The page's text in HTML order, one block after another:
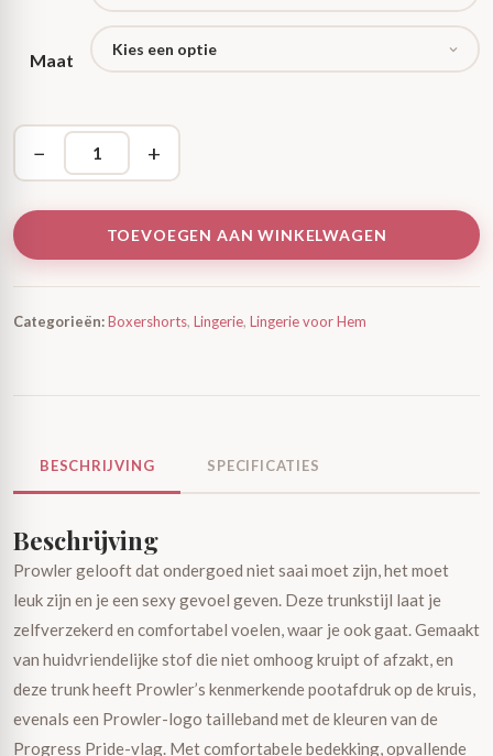
Maat
− +
TOEVOEGEN AAN WINKELWAGEN
Categorieën:Boxershorts, Lingerie, Lingerie voor Hem
BESCHRIJVING SPECIFICATIES
Beschrijving
Prowler gelooft dat ondergoed niet saai moet zijn, het moet
leuk zijn en je een sexy gevoel geven. Deze trunkstijl laat je
zelfverzekerd en comfortabel voelen, waar je ook gaat. Gemaakt
van huidvriendelijke stof die niet omhoog kruipt of afzakt, en
deze trunk heeft Prowler’s kenmerkende pootafdruk op de kruis,
evenals een Prowler-logo tailleband met de kleuren van de
Progress Pride-vlag. Met comfortabele bedekking, opvallende